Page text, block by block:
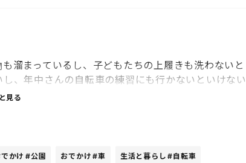
し、もうゴチャゴチャです。
溜まっているし、子どもたちの上履きも洗わないと
、年中さんの自転車の練習にも行かないといけない
といけないし、要は色々やることがあるわけで、別
見る
かけ #公園 おでかけ #車 生活と暮らし #自転車